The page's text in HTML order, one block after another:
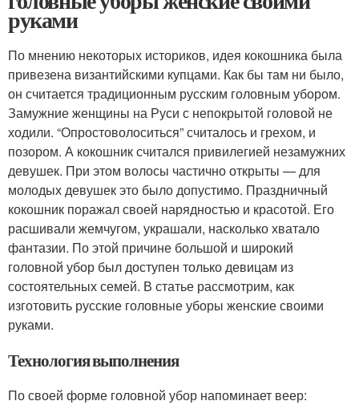
руками
По мнению некоторых историков, идея кокошника была
привезена византийскими купцами. Как бы там ни было,
он считается традиционным русским головным убором.
Замужние женщины на Руси с непокрытой головой не
ходили. “Опростоволоситься” считалось и грехом, и
позором. А кокошник считался привилегией незамужних
девушек. При этом волосы частично открыты — для
молодых девушек это было допустимо. Праздничный
кокошник поражал своей нарядностью и красотой. Его
расшивали жемчугом, украшали, насколько хватало
фантазии. По этой причине большой и широкий
головной убор был доступен только девицам из
состоятельных семей. В статье рассмотрим, как
изготовить русские головные уборы женские своими
руками.
Технология выполнения
По своей форме головной убор напоминает веер: